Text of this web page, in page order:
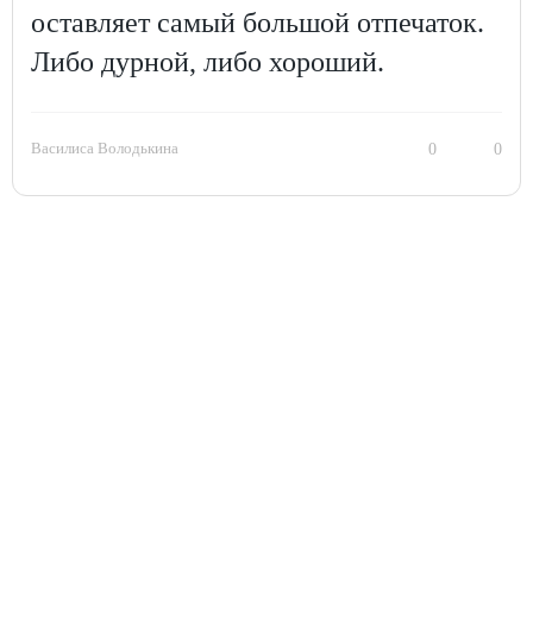
оставляет самый большой отпечаток.
Либо дурной, либо хороший.
Василиса Володькина 0 0